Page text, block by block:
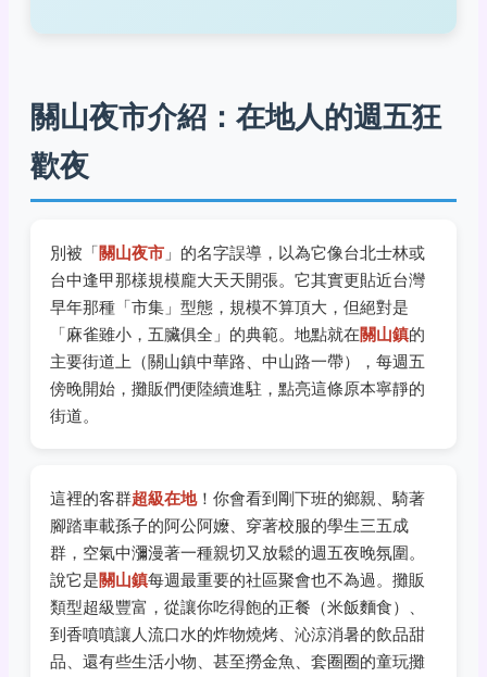
關山夜市介紹：在地人的週五狂
歡夜
別被「關山夜市 」的名字誤導，以為它像台北士林或
台中逢甲那樣規模龐大天天開張。它其實更貼近台灣
早年那種「市集」型態，規模不算頂大，但絕對是
「麻雀雖小，五臟俱全」的典範。地點就在關山鎮的
主要街道上（關山鎮中華路、中山路一帶），每週五
傍晚開始，攤販們便陸續進駐，點亮這條原本寧靜的
街道。
這裡的客群超級在地！你會看到剛下班的鄉親、騎著
腳踏車載孫子的阿公阿嬤、穿著校服的學生三五成
群，空氣中瀰漫著一種親切又放鬆的週五夜晚氛圍。
說它是關山鎮每週最重要的社區聚會也不為過。攤販
類型超級豐富，從讓你吃得飽的正餐（米飯麵食）、
到香噴噴讓人流口水的炸物燒烤、沁涼消暑的飲品甜
品、還有些生活小物、甚至撈金魚、套圈圈的童玩攤